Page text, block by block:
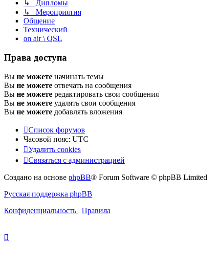
↳ Дипломы
↳ Мероприятия
Общение
Технический
on air \ QSL
Права доступа
Вы не можете начинать темы
Вы не можете отвечать на сообщения
Вы не можете редактировать свои сообщения
Вы не можете удалять свои сообщения
Вы не можете добавлять вложения
Список форумов
Часовой пояс: UTC
Удалить cookies
Связаться с администрацией
Создано на основе phpBB® Forum Software © phpBB Limited
Русская поддержка phpBB
Конфиденциальность | Правила